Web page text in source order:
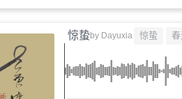
惊蛰by Dayuxia 惊蛰